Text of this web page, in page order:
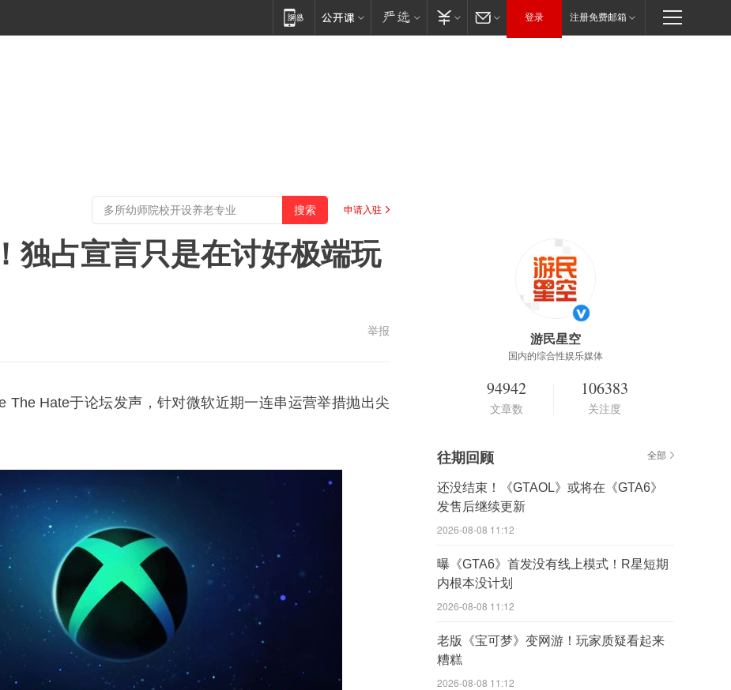
登录 注册免费邮箱
申请入驻
独占宣言只是在讨好极端玩
举报
The Hate于论坛发声，针对微软近期一连串运营举措抛出尖
游民星空
国内的综合性娱乐媒体
94942
文章数
106383
关注度
往期回顾 全部
还没结束！《GTAOL》或将在《GTA6》
发售后继续更新
2026-08-08 11:12
曝《GTA6》首发没有线上模式！R星短期
内根本没计划
2026-08-08 11:12
老版《宝可梦》变网游！玩家质疑看起来
糟糕
2026-08-08 11:12